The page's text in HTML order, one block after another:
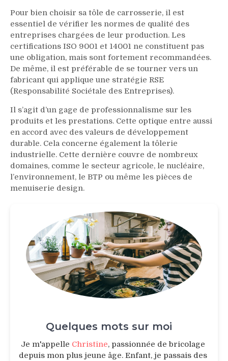
Pour bien choisir sa tôle de carrosserie, il est
essentiel de vérifier les normes de qualité des
entreprises chargées de leur production. Les
certifications ISO 9001 et 14001 ne constituent pas
une obligation, mais sont fortement recommandées.
De même, il est préférable de se tourner vers un
fabricant qui applique une stratégie RSE
(Responsabilité Sociétale des Entreprises).
Il s’agit d’un gage de professionnalisme sur les
produits et les prestations. Cette optique entre aussi
en accord avec des valeurs de développement
durable. Cela concerne également la tôlerie
industrielle. Cette dernière couvre de nombreux
domaines, comme le secteur agricole, le nucléaire,
l’environnement, le BTP ou même les pièces de
menuiserie design.
Quelques mots sur moi
Je m'appelle Christine, passionnée de bricolage
depuis mon plus jeune âge. Enfant, je passais des